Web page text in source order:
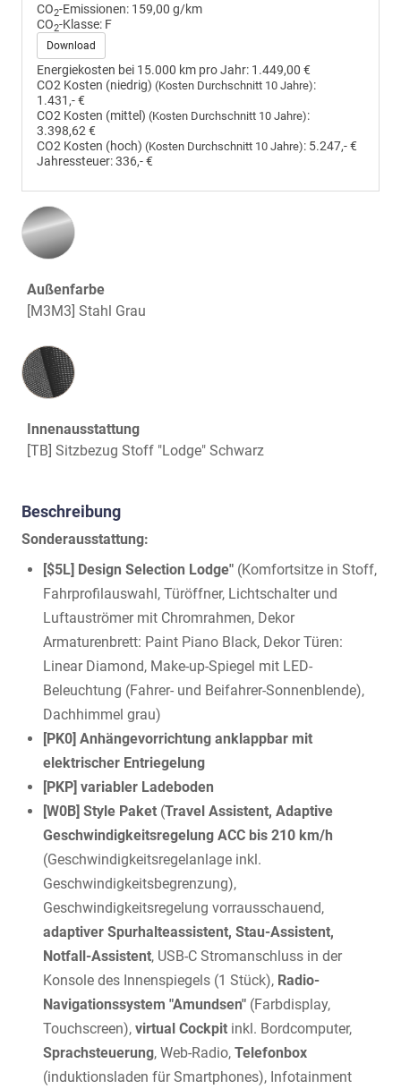
CO2-Emissionen: 159,00 g/km
CO2-Klasse: F
Download
Energiekosten bei 15.000 km pro Jahr: 1.449,00 €
CO2 Kosten (niedrig) (Kosten Durchschnitt 10 Jahre):
1.431,- €
CO2 Kosten (mittel) (Kosten Durchschnitt 10 Jahre):
3.398,62 €
CO2 Kosten (hoch) (Kosten Durchschnitt 10 Jahre): 5.247,- €
Jahressteuer:336,- €
Außenfarbe
[M3M3] Stahl Grau
Innenausstattung
Innenausstattung
[TB] Sitzbezug Stoff "Lodge" Schwarz
Beschreibung
Sonderausstattung:
[$5L] Design Selection Lodge" (Komfortsitze in Stoff,
Fahrprofilauswahl, Türöffner, Lichtschalter und
Luftauströmer mit Chromrahmen, Dekor
Armaturenbrett: Paint Piano Black, Dekor Türen:
Linear Diamond, Make-up-Spiegel mit LED-
Beleuchtung (Fahrer- und Beifahrer-Sonnenblende),
Dachhimmel grau)
[PK0] Anhängevorrichtung anklappbar mit
elektrischer Entriegelung
[PKP] variabler Ladeboden
[W0B] Style Paket (Travel Assistent, Adaptive
Geschwindigkeitsregelung ACC bis 210 km/h
(Geschwindigkeitsregelanlage inkl.
Geschwindigkeitsbegrenzung),
Geschwindigkeitsregelung vorrausschauend,
adaptiver Spurhalteassistent, Stau-Assistent,
Notfall-Assistent, USB-C Stromanschluss in der
Konsole des Innenspiegels (1 Stück), Radio-
Navigationssystem "Amundsen" (Farbdisplay,
Touchscreen), virtual Cockpit inkl. Bordcomputer,
Sprachsteuerung, Web-Radio, Telefonbox
(induktionsladen für Smartphones), Infotainment